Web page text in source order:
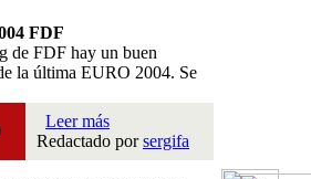
FDF
de FDF hay un buen
la última EURO 2004. Se
Leer más
Redactado porsergifa